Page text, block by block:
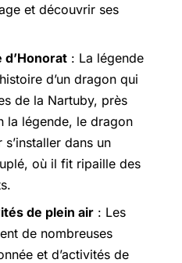
et découvrir ses
d’Honorat : La légende
d’un dragon qui
de la Nartuby, près
la légende, le dragon
dans un
où il fit ripaille des
de plein air : Les
de nombreuses
et d’activités de